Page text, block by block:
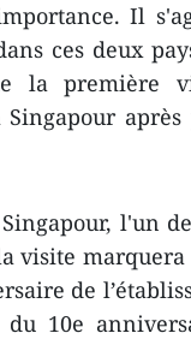
Il
ces deux
la première
Singapour, l'un
visite marquera
de
du 10e